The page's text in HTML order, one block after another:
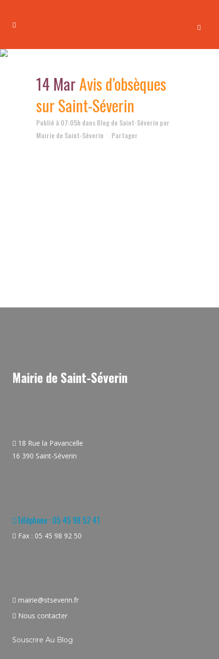
14 MarAvis d’obsèques
sur Saint-Séverin
Publié à 07:05h dansBlog de Saint-Séverin par
Mairie de Saint-Séverin
Partager
Mairie de Saint-Séverin
18 Rue la Pavancelle
16 390 Saint-Séverin
Téléphone : 05 45 98 52 41
Fax : 05 45 98 92 50
mairie@stseverin.fr
Nous contacter
Souscrire Au Blog